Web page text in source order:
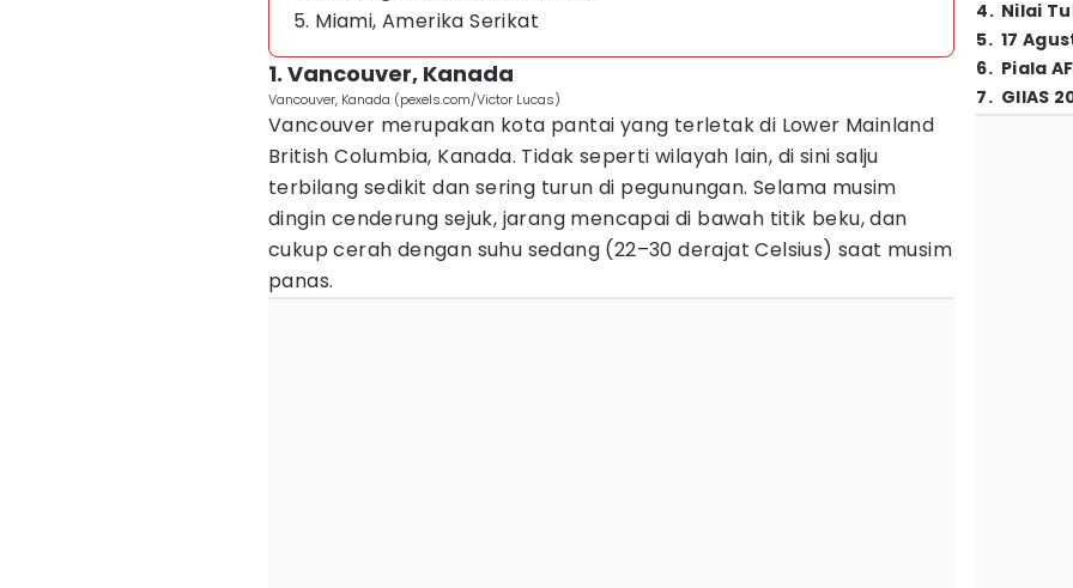
5. Miami, Amerika Serikat
1. Vancouver, Kanada
Vancouver, Kanada (pexels.com/Victor Lucas)
Vancouver merupakan kota pantai yang terletak di Lower Mainland
British Columbia, Kanada. Tidak seperti wilayah lain, di sini salju
terbilang sedikit dan sering turun di pegunungan. Selama musim
dingin cenderung sejuk, jarang mencapai di bawah titik beku, dan
cukup cerah dengan suhu sedang (22–30 derajat Celsius) saat musim
panas.
4. Nilai
5. 17
6. Piala
7. GIIAS